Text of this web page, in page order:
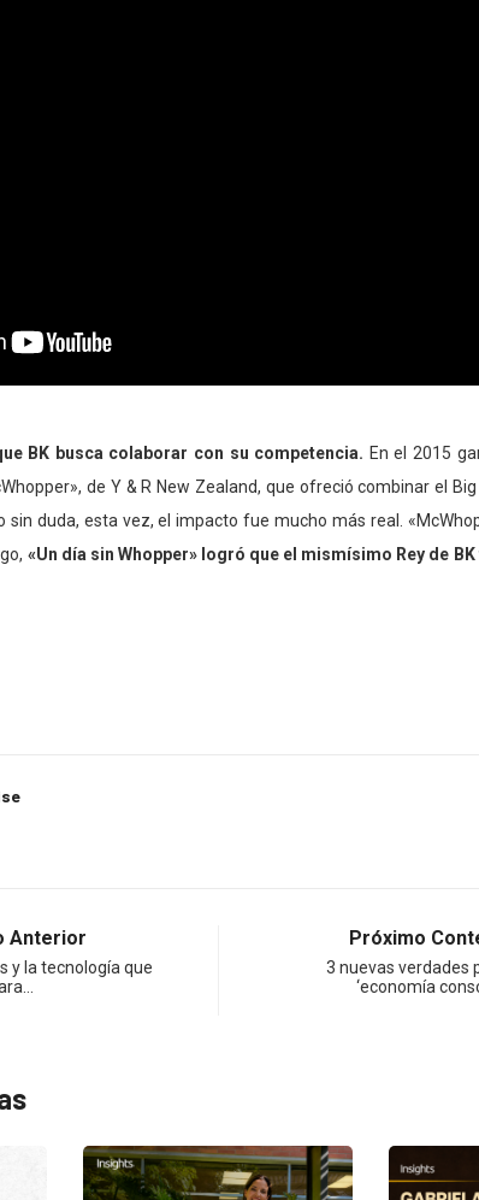
BK busca colaborar con su competencia. En el 2015
de Y & R New Zealand, que ofreció combinar el
sin duda, esta vez, el impacto fue mucho más real.
«Un día sin Whopper» logró que el mismísimo Rey de BK
Anterior
y la tecnología que
Próximo
3 nuevas verdades
‘economía